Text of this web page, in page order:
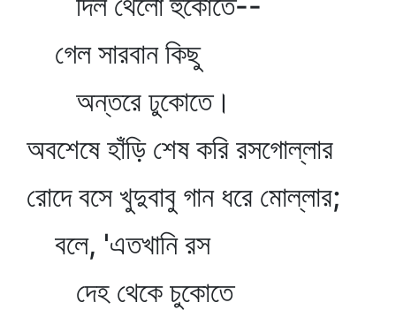
গেল সারবান কিছু
অন্তরে ঢুকোতে।
অবশেষে হাঁড়ি শেষ করি রসগোল্লার
রোদে বসে খুদুবাবু গান ধরে মোল্লার;
বলে, 'এতখানি রস
দেহ থেকে চুকোতে